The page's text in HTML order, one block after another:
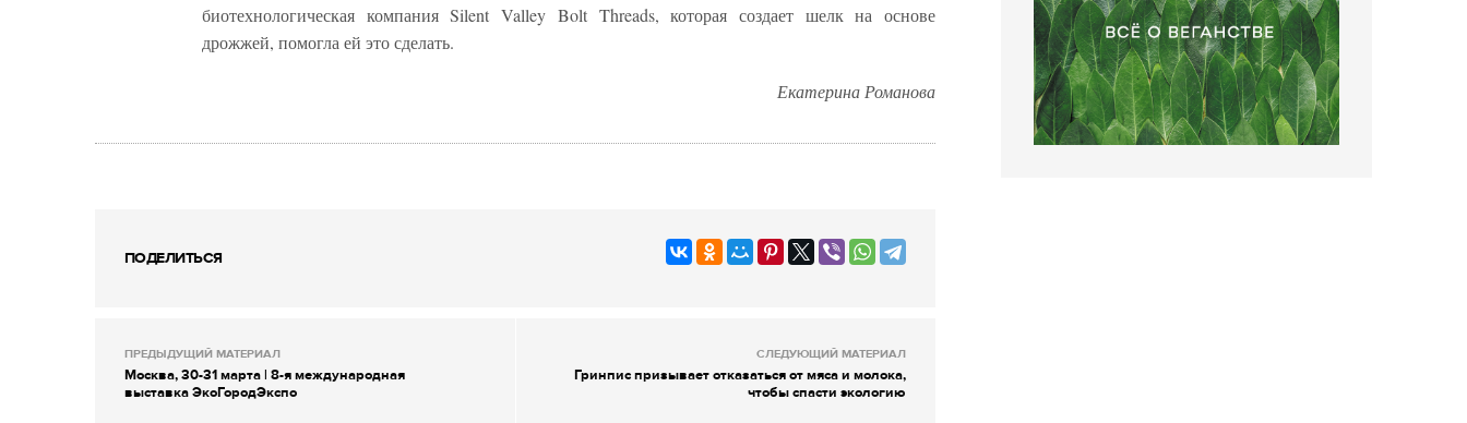
биотехнологическая компания Silent Valley Bolt Threads, которая создает шелк на основе
дрожжей, помогла ей это сделать.
Екатерина Романова
ПОДЕЛИТЬСЯ
ПРЕДЫДУЩИЙ МАТЕРИАЛ
Москва, 30-31 марта | 8-я международная
выставка ЭкоГородЭкспо
СЛЕДУЮЩИЙ МАТЕРИАЛ
Гринпис призывает отказаться от мяса и молока,
чтобы спасти экологию